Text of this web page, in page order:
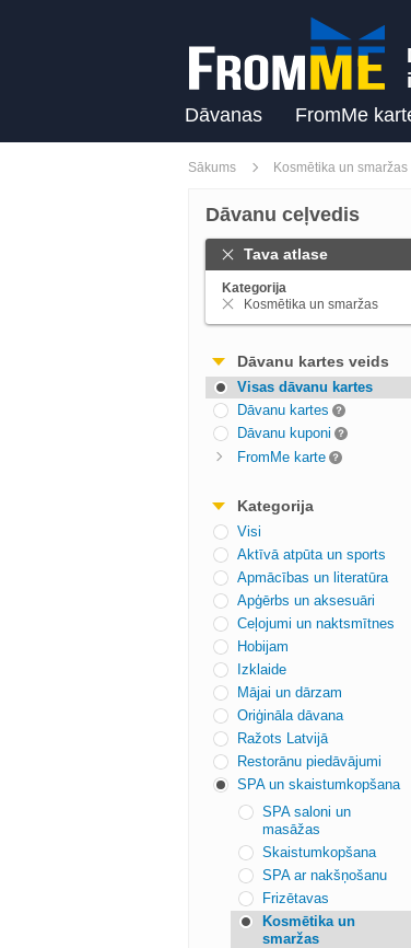
Dāvanas FromMe
Sākums Kosmētika un smaržas
Dāvanu ceļvedis
Tava atlase
Kategorija
Kosmētika un smaržas
Dāvanu kartes veids
Visas dāvanu kartes
Dāvanu kartes
Dāvanu kuponi
FromMe karte
Kategorija
Visi
Aktīvā atpūta un sports
Apmācības un literatūra
Apģērbs un aksesuāri
Ceļojumi un naktsmītnes
Hobijam
Izklaide
Mājai un dārzam
Oriģināla dāvana
Ražots Latvijā
Restorānu piedāvājumi
SPA un skaistumkopšana
SPA saloni un
masāžas
Skaistumkopšana
SPA ar nakšņošanu
Frizētavas
Kosmētika un
smaržas